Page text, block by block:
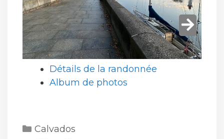
Détails de la randonnée
Album de photos
Catégories
Calvados